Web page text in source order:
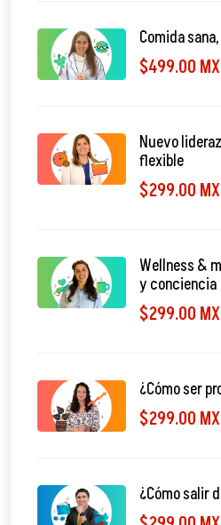
Comida
$499.00
Nuevo
flexible
$299.00
Wellness &
y conciencia
$299.00
¿Cómo ser
$299.00
¿Cómo salir